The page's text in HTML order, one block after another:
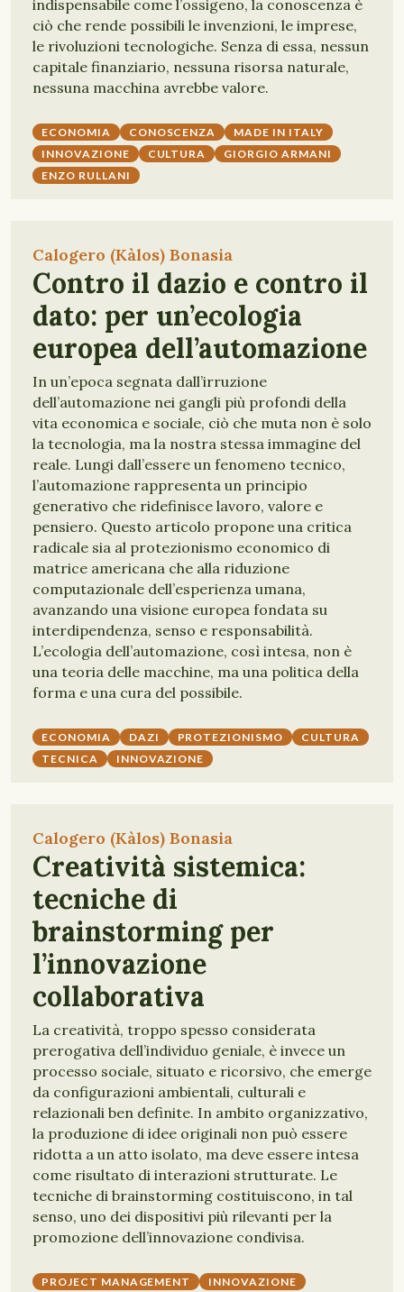
indispensabile come l’ossigeno, la conoscenza è
ciò che rende possibili le invenzioni, le imprese,
le rivoluzioni tecnologiche. Senza di essa, nessun
capitale finanziario, nessuna risorsa naturale,
nessuna macchina avrebbe valore.
ECONOMIA CONOSCENZA
MADE IN ITALY
INNOVAZIONE
CULTURA
GIORGIO ARMANI
ENZO RULLANI
Calogero (Kàlos) Bonasia
Contro il dazio e contro il
dato: per un’ecologia
europea dell’automazione
In un’epoca segnata dall’irruzione
dell’automazione nei gangli più profondi della
vita economica e sociale, ciò che muta non è solo
la tecnologia, ma la nostra stessa immagine del
reale. Lungi dall’essere un fenomeno tecnico,
l’automazione rappresenta un principio
generativo che ridefinisce lavoro, valore e
pensiero. Questo articolo propone una critica
radicale sia al protezionismo economico di
matrice americana che alla riduzione
computazionale dell’esperienza umana,
avanzando una visione europea fondata su
interdipendenza, senso e responsabilità.
L’ecologia dell’automazione, così intesa, non è
una teoria delle macchine, ma una politica della
forma e una cura del possibile.
ECONOMIA DAZI PROTEZIONISMO
CULTURA
TECNICA
INNOVAZIONE
Calogero (Kàlos) Bonasia
Creatività sistemica:
tecniche di
brainstorming per
l’innovazione
collaborativa
La creatività, troppo spesso considerata
prerogativa dell’individuo geniale, è invece un
processo sociale, situato e ricorsivo, che emerge
da configurazioni ambientali, culturali e
relazionali ben definite. In ambito organizzativo,
la produzione di idee originali non può essere
ridotta a un atto isolato, ma deve essere intesa
come risultato di interazioni strutturate. Le
tecniche di brainstorming costituiscono, in tal
senso, uno dei dispositivi più rilevanti per la
promozione dell’innovazione condivisa.
PROJECT MANAGEMENT INNOVAZIONE